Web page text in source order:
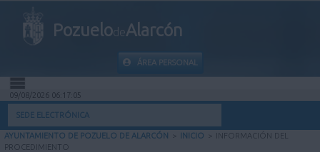
PozuelodeAlarcón
ÁREA PERSONAL
INICIO
INFORMACIÓN PÚBLICA
09/08/2026 06:17:05
SEDE ELECTRÓNICA
AYUNTAMIENTO DE POZUELO DE ALARCÓN > INICIO > INFORMACIÓN DEL
PROCEDIMIENTO